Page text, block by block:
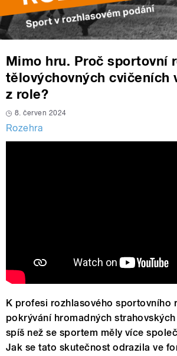
Mimo hru. Proč sportovní
tělovýchovných cvičeních
z role?
8. červen 2024
Rozehra
K profesi rozhlasového sportovního
pokrývání hromadných
spíš než se sportem měly více
Jak se tato skutečnost odrazila ve